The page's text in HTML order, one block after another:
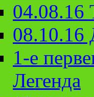
04.08.16
08.10.16
1-е
Легенда